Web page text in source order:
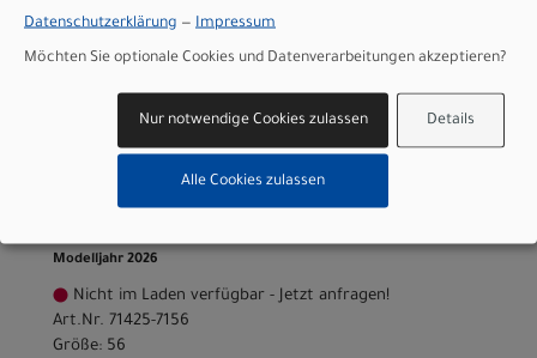
pro Stück (inkl. MwSt. zzgl.
1.650,00 EUR
Specialized CRUX DSW
FRMSET 56 METALLIC
SPRUCE/SPRUCE/SMOKE
Modelljahr 2026
Nicht im Laden verfügbar - Jetzt anfragen!
Art.Nr. 71425-7156
Größe: 56
sind wie bei uns in der Europäischen Union.
Datenschutzerklärung — Impressum
Möchten Sie optionale Cookies und Datenverarbeitungen akzeptieren?
Details
Nur notwendige Cookies zulassen
Alle Cookies zulassen